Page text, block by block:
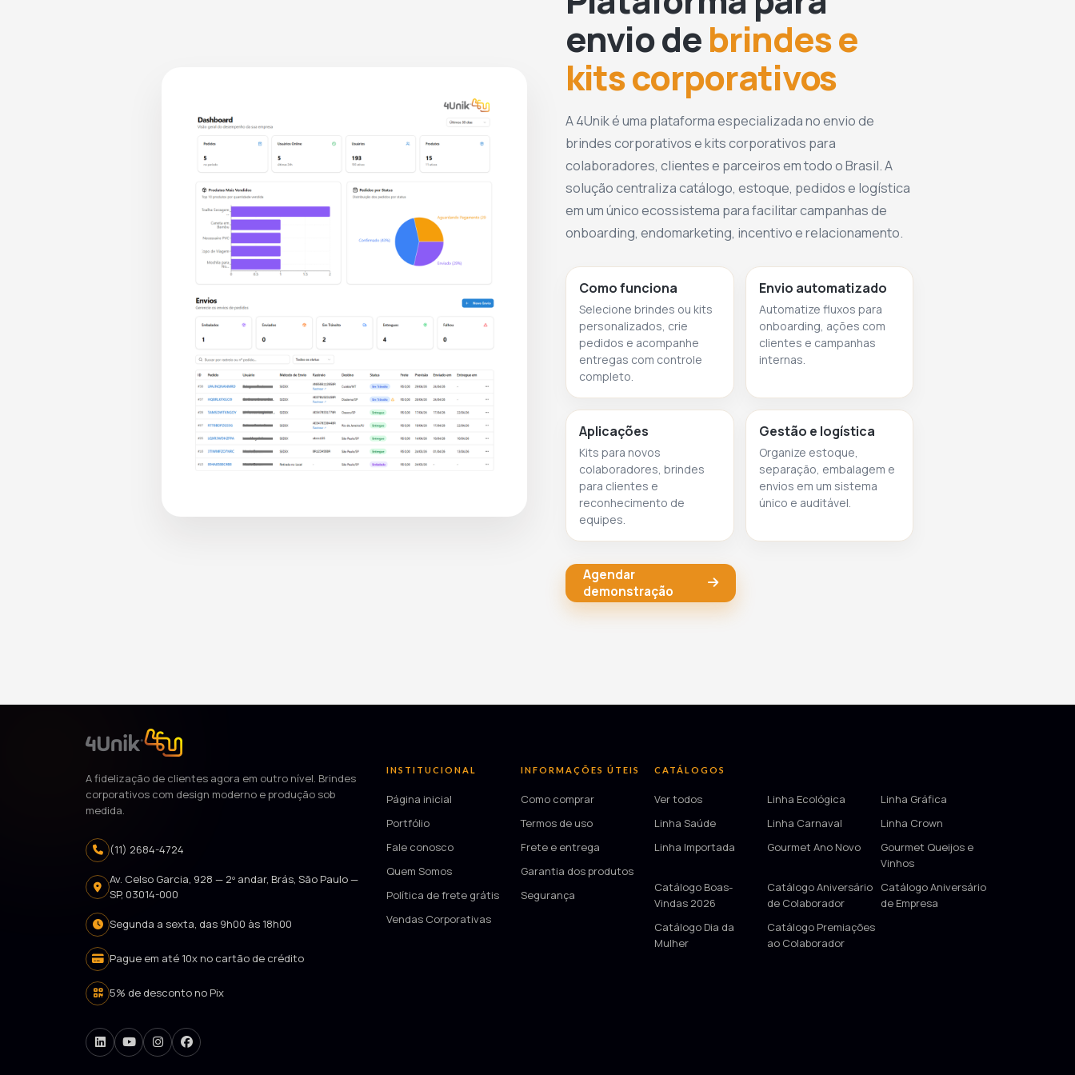
envio debrindes e
kits corporativos
A 4Unik é uma plataforma especializada no envio de
brindes corporativos e kits corporativos para
colaboradores, clientes e parceiros em todo o Brasil. A
solução centraliza catálogo, estoque, pedidos e logística
em um único ecossistema para facilitar campanhas de
onboarding, endomarketing, incentivo e relacionamento.
Como funciona
Selecione brindes ou kits
personalizados, crie
pedidos e acompanhe
entregas com controle
completo.
Envio automatizado
Automatize fluxos para
onboarding, ações com
clientes e campanhas
internas.
Aplicações
Kits para novos
colaboradores, brindes
para clientes e
reconhecimento de
equipes.
Gestão e logística
Organize estoque,
separação, embalagem e
envios em um sistema
único e auditável.
Agendar
demonstração
A fidelização de clientes agora em outro nível. Brindes
corporativos com design moderno e produção sob
medida.
(11) 2684-4724
Av. Celso Garcia, 928 — 2º andar, Brás, São Paulo —
SP, 03014-000
Segunda a sexta, das 9h00 às 18h00
Pague em até 10x no cartão de crédito
5% de desconto no Pix
INSTITUCIONAL
Página inicial
Portfólio
Fale conosco
Quem Somos
Política de frete grátis
Vendas Corporativas
INFORMAÇÕES ÚTEIS
Como comprar
Termos de uso
Frete e entrega
Garantia dos produtos
Segurança
CATÁLOGOS
Ver todos Linha Ecológica
Linha Gráfica
Linha Saúde
Linha Carnaval
Linha Crown
Linha Importada
Gourmet Ano Novo
Gourmet Queijos e
Vinhos
Catálogo Boas-
Vindas 2026
Catálogo Aniversário
de Colaborador
Catálogo Aniversário
de Empresa
Catálogo Dia da
Mulher
Catálogo Premiações
ao Colaborador